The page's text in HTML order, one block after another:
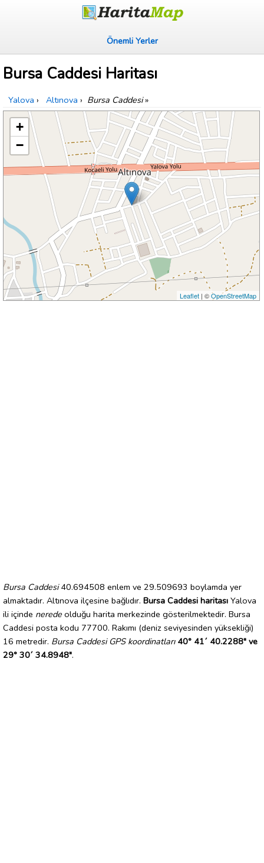
Önemli Yerler
Bursa Caddesi Haritası
Yalova › Altınova › Bursa Caddesi»
+
−
Leaflet| ©OpenStreetMap
Bursa Caddesi40.694508 enlem ve 29.509693 boylamda yer
almaktadır. Altınova ilçesine bağlıdır. Bursa Caddesi haritası Yalova
ili içinde nerede olduğu harita merkezinde gösterilmektedir. Bursa
Caddesi posta kodu 77700. Rakımı (deniz seviyesinden yüksekliği)
16 metredir. Bursa Caddesi GPS koordinatları 40° 41´ 40.2288" ve
29° 30´ 34.8948".